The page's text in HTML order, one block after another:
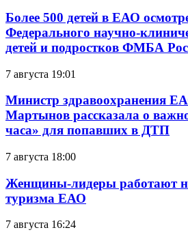
Более 500 детей в ЕАО
Федерального научно-
детей и подростков ФМБА
7 августа 19:01
Министр здравоохранения
Мартынов рассказала о
часа» для попавших в ДТП
7 августа 18:00
Женщины-лидеры работают
туризма ЕАО
7 августа 16:24